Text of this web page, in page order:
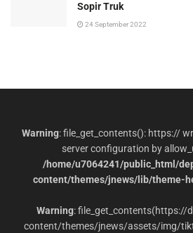
Sopir Truk
24 September 2022
Warning: file_get_contents(): https://
server configuration by
/home/u7064241/public_html/
content/themes/jnews/lib/theme-
Warning: file_get_contents(https://
content/themes/jnews/assets/img/